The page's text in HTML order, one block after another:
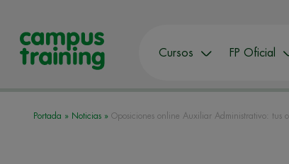
Cursos FP Oficial
Portada » Noticias » Oposiciones online Auxiliar Administrativo: tus